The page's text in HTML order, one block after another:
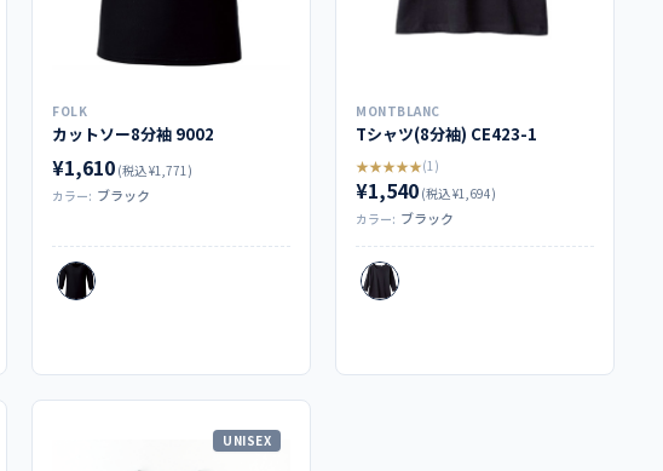
FOLK
カットソー8分袖 9002
¥1,610 (税込 ¥1,771)
カラー: ブラック
MONTBLANC
Tシャツ(8分袖) CE423-1
★★★★★(1)
¥1,540 (税込 ¥1,694)
カラー: ブラック
UNISEX